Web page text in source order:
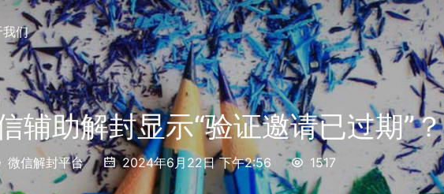
我们
辅助解封显示“验证邀请已过期”？
微信解封平台 2024年6月22日 下午2:56 1517